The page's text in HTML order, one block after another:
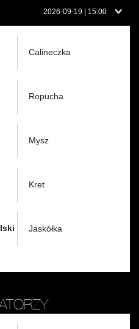
2026-09-19 | 15:00
Calineczka
Ropucha
Mysz
Kret
Jaskółka